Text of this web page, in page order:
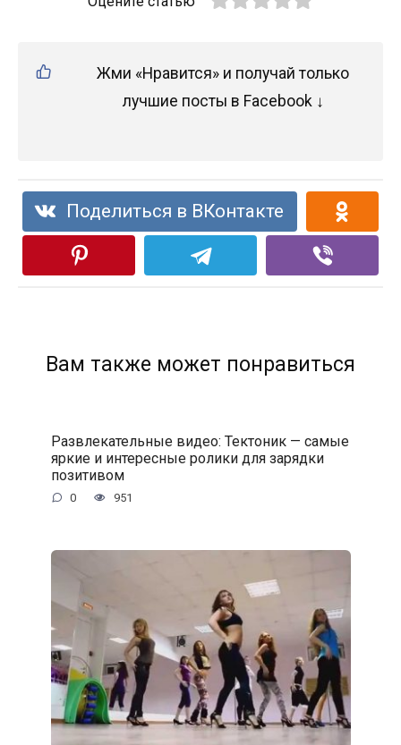
Жми «Нравится» и получай только
лучшие посты в Facebook ↓
Поделиться в ВКонтакте
Вам также может понравиться
Развлекательные видео: Тектоник — самые
яркие и интересные ролики для зарядки
позитивом
0 951